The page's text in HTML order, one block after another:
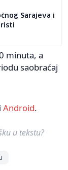
Sarajeva i
minuta, a
saobraćaj
Android.
u tekstu?